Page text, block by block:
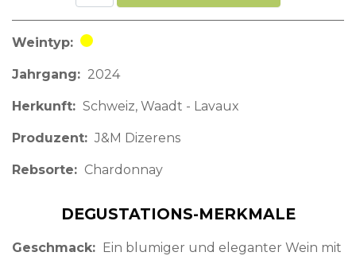
Weintyp Weisswein
Jahrgang 2024
Herkunft Schweiz Waadt - Lavaux
Produzent J&M Dizerens
Rebsorte Chardonnay
DEGUSTATIONS-MERKMALE
Geschmack
Ein blumiger und eleganter Wein mit